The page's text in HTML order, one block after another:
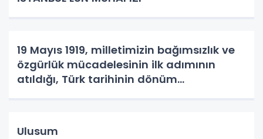
19 Mayıs 1919, milletimizin bağımsızlık ve
özgürlük mücadelesinin ilk adımının
atıldığı, Türk tarihinin dönüm
Ulusum